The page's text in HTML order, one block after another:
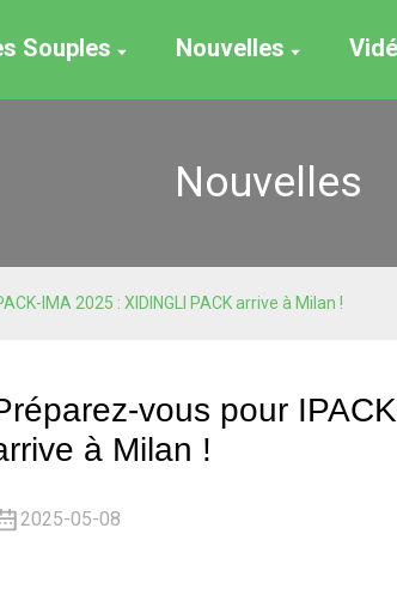
Souples Nouvelles
Nouvelles
IMA 2025 : XIDINGLI PACK arrive à Milan !
vous pour
à Milan !
2025-05-08